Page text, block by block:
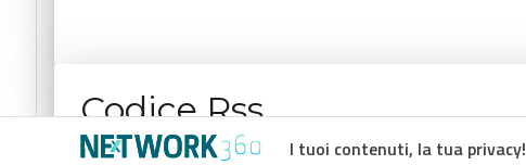
I tuoi contenuti, la tua privacy!
Codice Rss
Clicca sul pulsante per copiare il link RSS negli appunti.